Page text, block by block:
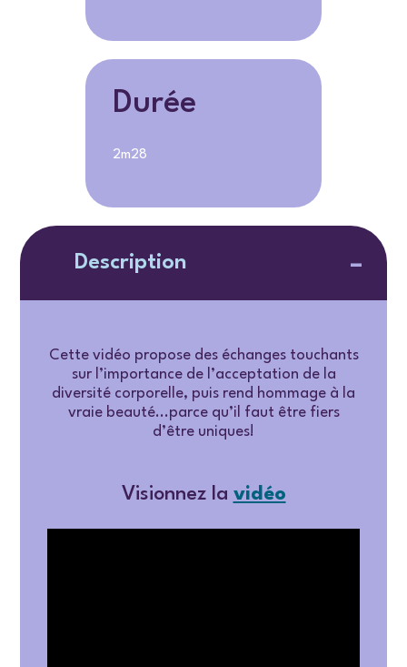
Durée
2m28
Description
Cette vidéo propose des échanges touchants
sur l’importance de l’acceptation de la
diversité corporelle, puis rend hommage à la
vraie beauté...parce qu’il faut être fiers
d’être uniques!
Visionnez la vidéo